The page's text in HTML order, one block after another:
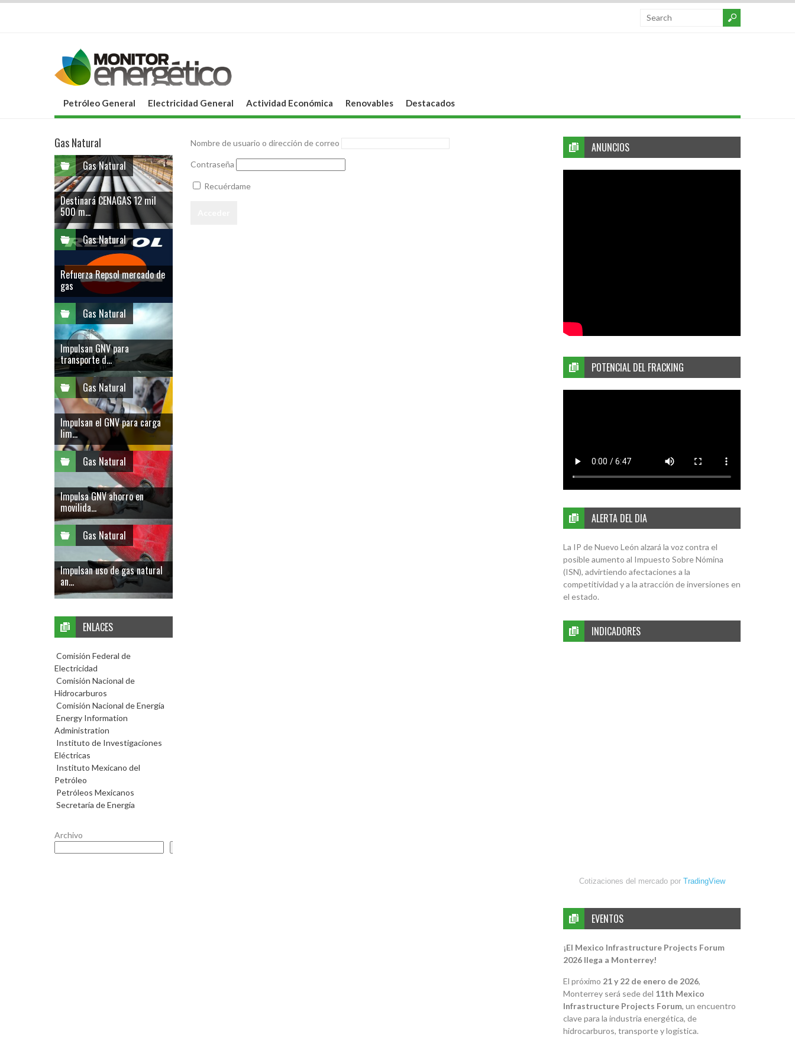
Petróleo General Electricidad General Actividad Económica Renovables Destacados
Nombre de usuario o dirección de correo
Contraseña
Recuérdame
ANUNCIOS
POTENCIAL DEL FRACKING
ALERTA DEL DIA
La IP de Nuevo León alzará la voz contra el
posible aumento al Impuesto Sobre Nómina
(ISN), advirtiendo afectaciones a la
competitividad y a la atracción de inversiones en
el estado.
INDICADORES
Cotizaciones del mercado por TradingView
EVENTOS
¡El Mexico Infrastructure Projects Forum
2026 llega a Monterrey!
El próximo 21 y 22 de enero de 2026,
Monterrey será sede del 11th Mexico
Infrastructure Projects Forum, un encuentro
clave para la industria energética, de
hidrocarburos, transporte y logística.
Gas Natural
Gas Natural
Destinará CENAGAS 12 mil
500 m...
Gas Natural
Refuerza Repsol mercado de
gas
Gas Natural
Impulsan GNV para
transporte d...
Gas Natural
Impulsan el GNV para carga
lim...
Gas Natural
Impulsa GNV ahorro en
movilida...
Gas Natural
Impulsan uso de gas natural
an...
ENLACES
Comisión Federal de
Electricidad
Comisión Nacional de
Hidrocarburos
Comisión Nacional de Energía
Energy Information
Administration
Instituto de Investigaciones
Eléctricas
Instituto Mexicano del
Petróleo
Petróleos Mexicanos
Secretaría de Energía
Archivo